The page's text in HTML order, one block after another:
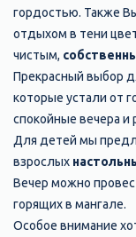
гордостью. Также
отдыхом в тени
чистым,
Прекрасный выбор
которые устали от
спокойные вечера и
Для детей мы
взрослых
Вечер можно
горящих в мангале.
​Особое внимание